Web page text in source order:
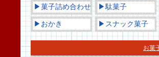
▶菓子詰め合わせ ▶駄菓子
▶おかき ▶スナック菓子
お菓